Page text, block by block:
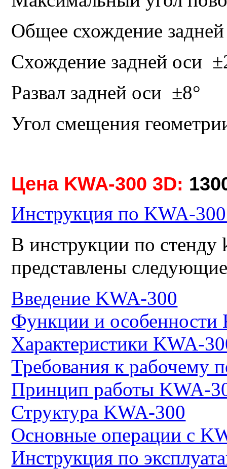
Общее схождение
Схождение задней оси
Развал задней оси ±8°
Угол смещения
Цена KWA-300 3D:
Инструкция по KWA-
В инструкции по стенду
представлены
Введение KWA-300
Функции и особенности
Характеристики KWA-
Требования к
Принцип работы KWA-
Структура KWA-300
Основные операции с
Инструкция по